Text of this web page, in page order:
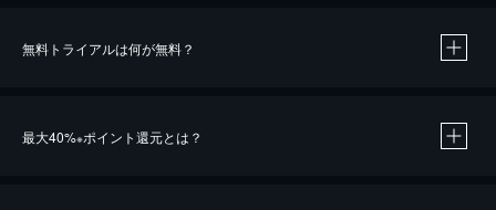
無料トライアルは何が無料？
最大40%※ポイント還元とは？